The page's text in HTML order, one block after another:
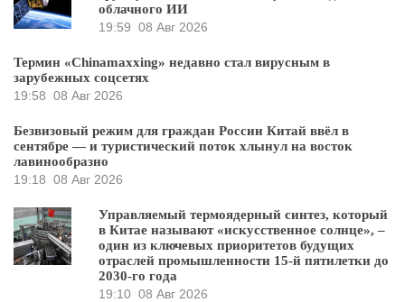
облачного ИИ
19:59 08 Авг 2026
Термин «Chinamaxxing» недавно стал вирусным в
зарубежных соцсетях
19:58 08 Авг 2026
Безвизовый режим для граждан России Китай ввёл в
сентябре — и туристический поток хлынул на восток
лавинообразно
19:18 08 Авг 2026
Управляемый термоядерный синтез, который
в Китае называют «искусственное солнце», –
один из ключевых приоритетов будущих
отраслей промышленности 15-й пятилетки до
2030-го года
19:10 08 Авг 2026